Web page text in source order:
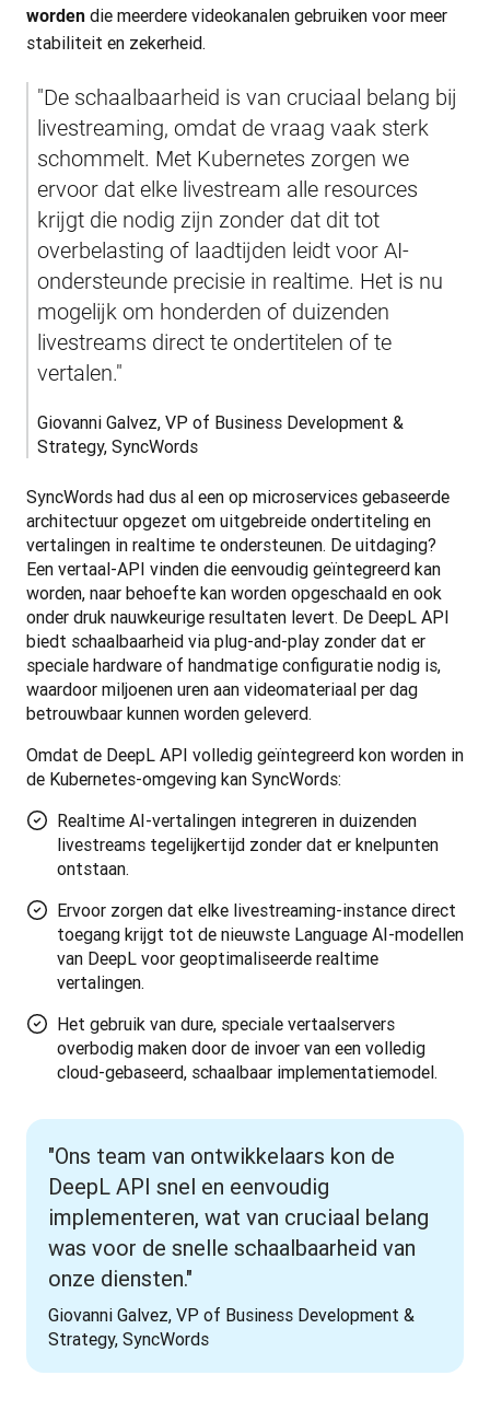
worden die meerdere videokanalen gebruiken voor meer
stabiliteit en zekerheid.
"De schaalbaarheid is van cruciaal belang bij
livestreaming, omdat de vraag vaak sterk
schommelt. Met Kubernetes zorgen we
ervoor dat elke livestream alle resources
krijgt die nodig zijn zonder dat dit tot
overbelasting of laadtijden leidt voor AI-
ondersteunde precisie in realtime. Het is nu
mogelijk om honderden of duizenden
livestreams direct te ondertitelen of te
vertalen."
Giovanni Galvez, VP of Business Development &
Strategy, SyncWords
SyncWords had dus al een op microservices gebaseerde
architectuur opgezet om uitgebreide ondertiteling en
vertalingen in realtime te ondersteunen. De uitdaging?
Een vertaal-API vinden die eenvoudig geïntegreerd kan
worden, naar behoefte kan worden opgeschaald en ook
onder druk nauwkeurige resultaten levert. De DeepL API
biedt schaalbaarheid via plug-and-play zonder dat er
speciale hardware of handmatige configuratie nodig is,
waardoor miljoenen uren aan videomateriaal per dag
betrouwbaar kunnen worden geleverd.
Omdat de DeepL API volledig geïntegreerd kon worden in
de Kubernetes-omgeving kan SyncWords:
Realtime AI-vertalingen integreren in duizenden
livestreams tegelijkertijd zonder dat er knelpunten
ontstaan.
Ervoor zorgen dat elke livestreaming-instance direct
toegang krijgt tot de nieuwste Language AI-modellen
van DeepL voor geoptimaliseerde realtime
vertalingen.
Het gebruik van dure, speciale vertaalservers
overbodig maken door de invoer van een volledig
cloud-gebaseerd, schaalbaar implementatiemodel.
"Ons team van ontwikkelaars kon de
DeepL API snel en eenvoudig
implementeren, wat van cruciaal belang
was voor de snelle schaalbaarheid van
onze diensten."
Giovanni Galvez, VP of Business Development &
Strategy, SyncWords